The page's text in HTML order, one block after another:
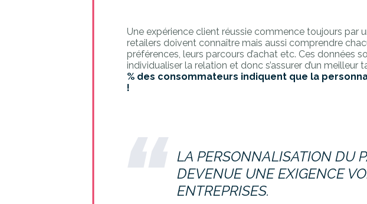
Une expérience client réussie commence toujours par
retailers doivent connaître mais aussi comprendre
préférences, leurs parcours d’achat etc. Ces données
individualiser la relation et donc s’assurer d’un
% des consommateurs indiquent que la
!
LA PERSONNALISATION DU
DEVENUE UNE EXIGENCE
ENTREPRISES.